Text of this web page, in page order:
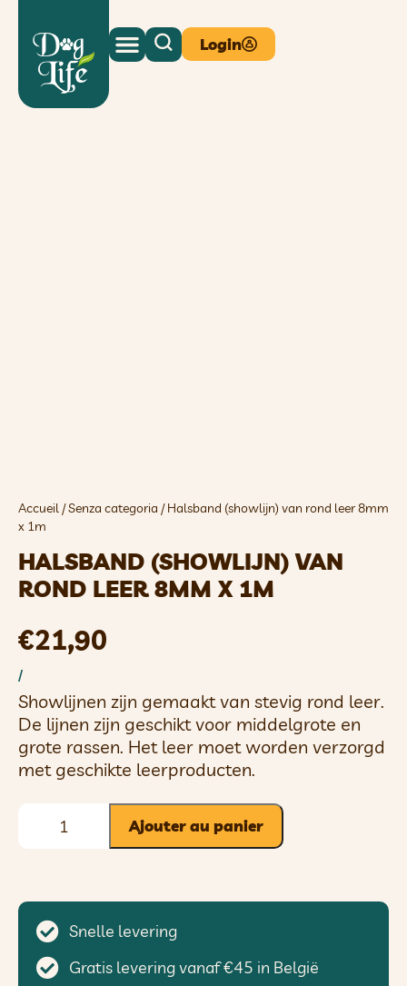
Login
Accueil /Senza categoria / Halsband (showlijn) van rond leer 8mm
x 1m
HALSBAND (SHOWLIJN) VAN
ROND LEER 8MM X 1M
€21,90
/
Showlijnen zijn gemaakt van stevig rond leer.
De lijnen zijn geschikt voor middelgrote en
grote rassen. Het leer moet worden verzorgd
met geschikte leerproducten.
Ajouter au panier
Snelle levering
Gratis levering vanaf €45 in België